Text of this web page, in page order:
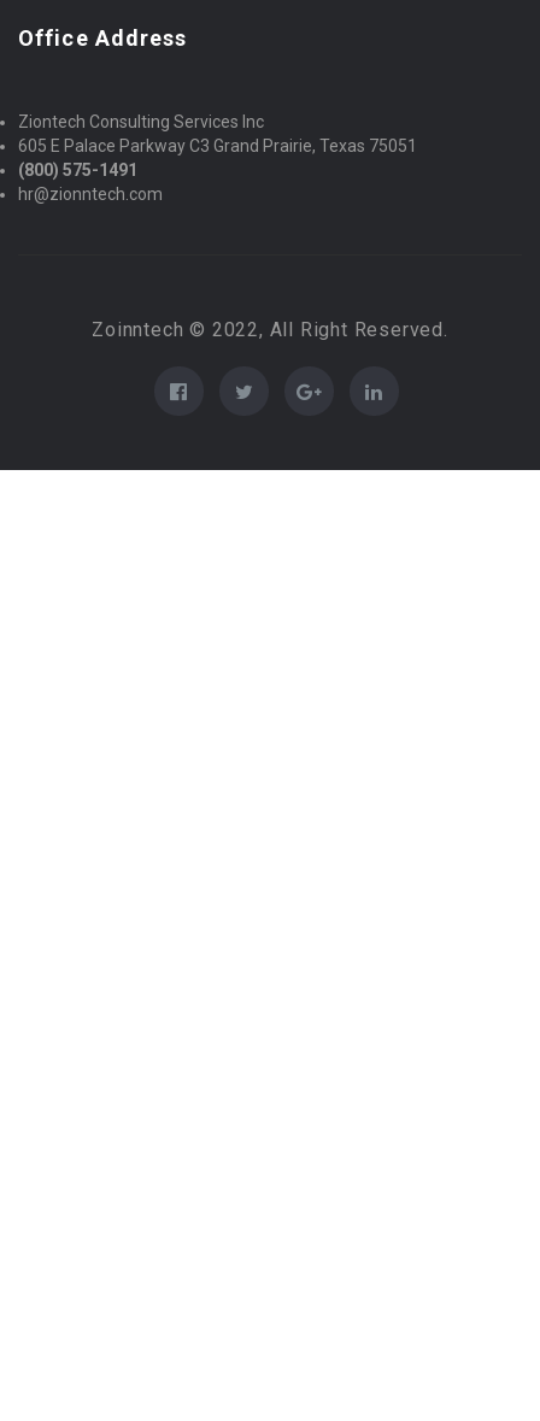
Office Address
Ziontech Consulting Services Inc
605 E Palace Parkway C3 Grand Prairie, Texas 75051
(800) 575-1491
hr@zionntech.com
Zoinntech © 2022, All Right Reserved.